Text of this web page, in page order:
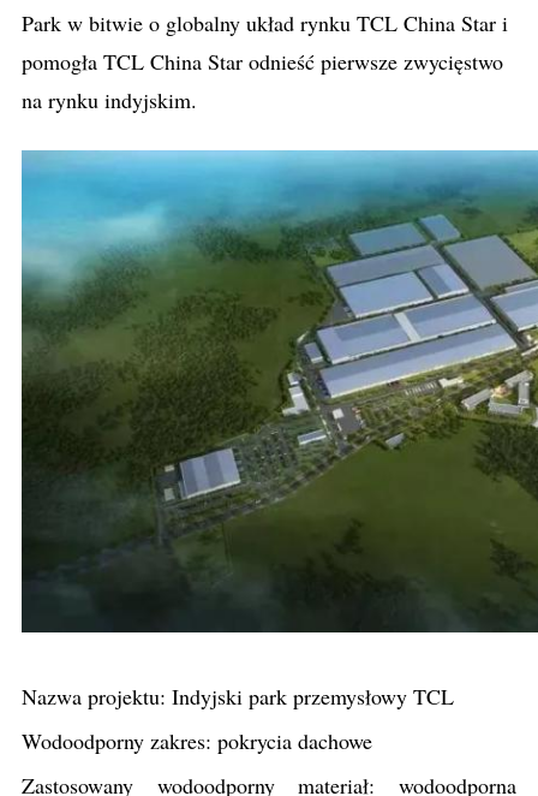
Park w bitwie o globalny układ rynku TCL China Star i
pomogła TCL China Star odnieść pierwsze zwycięstwo
na rynku indyjskim.
Nazwa projektu: Indyjski park przemysłowy TCL
Wodoodporny zakres: pokrycia dachowe
Zastosowany wodoodporny materiał: wodoodporna